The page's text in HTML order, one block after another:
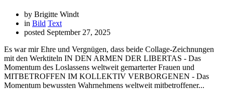
by Brigitte Windt
in Bild Text
posted September 27, 2025
Es war mir Ehre und Vergnügen, dass beide Collage-Zeichnungen
mit den Werktiteln IN DEN ARMEN DER LIBERTAS - Das
Momentum des Loslassens weltweit gemarterter Frauen und
MITBETROFFEN IM KOLLEKTIV VERBORGENEN - Das
Momentum bewussten Wahrnehmens weltweit mitbetroffener...